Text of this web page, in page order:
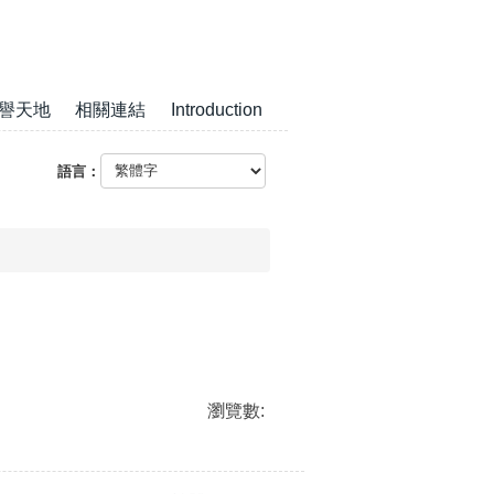
天地 相關連結 Introduction
語言：
瀏覽數: